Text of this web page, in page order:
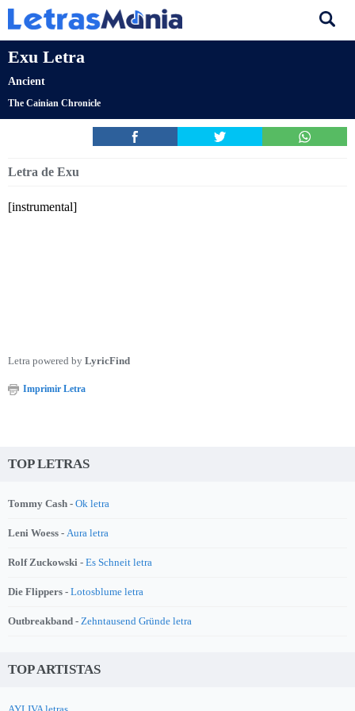
Exu Letra
Ancient
The Cainian Chronicle
Letra de Exu
[instrumental]
Letra powered by LyricFind
Imprimir Letra
TOP LETRAS
Tommy Cash - Ok letra
Leni Woess - Aura letra
Rolf Zuckowski - Es Schneit letra
Die Flippers - Lotosblume letra
Outbreakband - Zehntausend Gründe letra
TOP ARTISTAS